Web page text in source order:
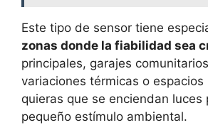
Este tipo de sensor tiene
zonas donde la fiabilidad sea
principales, garajes
variaciones térmicas o espacios
quieras que se enciendan luces
pequeño estímulo ambiental.